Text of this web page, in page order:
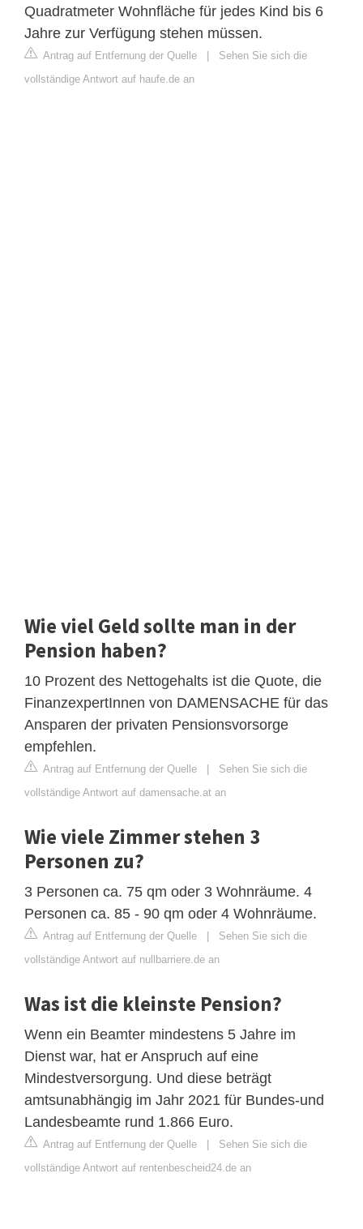
Quadratmeter Wohnfläche für jedes Kind bis 6
Jahre zur Verfügung stehen müssen.
Antrag auf Entfernung der Quelle | Sehen Sie sich die
vollständige Antwort auf haufe.de an
Wie viel Geld sollte man in der
Pension haben?
10 Prozent des Nettogehalts ist die Quote, die
FinanzexpertInnen von DAMENSACHE für das
Ansparen der privaten Pensionsvorsorge
empfehlen.
Antrag auf Entfernung der Quelle | Sehen Sie sich die
vollständige Antwort auf damensache.at an
Wie viele Zimmer stehen 3
Personen zu?
3 Personen ca. 75 qm oder 3 Wohnräume. 4
Personen ca. 85 - 90 qm oder 4 Wohnräume.
Antrag auf Entfernung der Quelle | Sehen Sie sich die
vollständige Antwort auf nullbarriere.de an
Was ist die kleinste Pension?
Wenn ein Beamter mindestens 5 Jahre im
Dienst war, hat er Anspruch auf eine
Mindestversorgung. Und diese beträgt
amtsunabhängig im Jahr 2021 für Bundes-und
Landesbeamte rund 1.866 Euro.
Antrag auf Entfernung der Quelle | Sehen Sie sich die
vollständige Antwort auf rentenbescheid24.de an